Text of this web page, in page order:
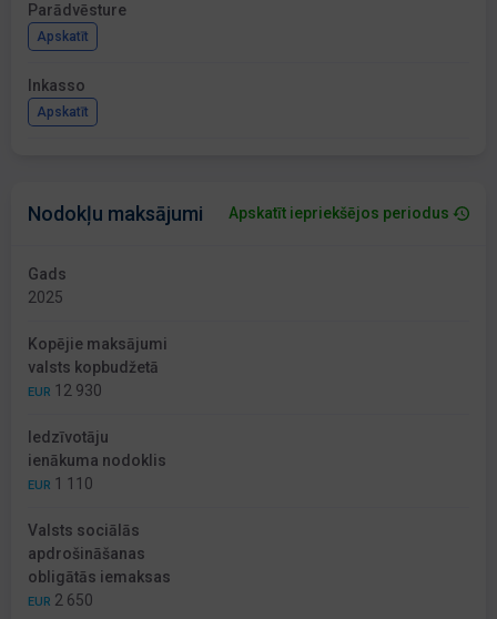
Parādvēsture
Apskatīt
Inkasso
Apskatīt
Nodokļu maksājumi Apskatīt iepriekšējos periodus
Gads
2025
Kopējie maksājumi
valsts kopbudžetā
EUR 12 930
Iedzīvotāju
ienākuma nodoklis
EUR 1 110
Valsts sociālās
apdrošināšanas
obligātās iemaksas
EUR 2 650